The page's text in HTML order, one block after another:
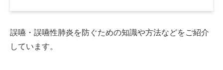
誤嚥・誤嚥性肺炎を防ぐための知識や方法などをご紹介
しています。